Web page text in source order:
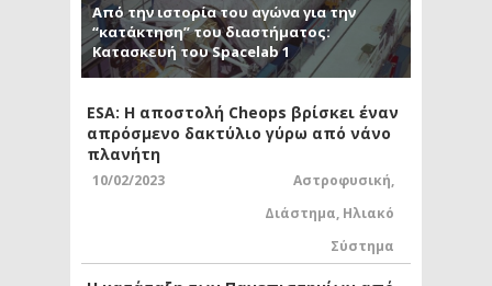
Από την ιστορία του αγώνα για την
“κατάκτηση” του διαστήματος:
Κατασκευή του Spacelab 1
ESA: Η αποστολή Cheops βρίσκει έναν
απρόσμενο δακτύλιο γύρω από νάνο
πλανήτη
10/02/2023 Αστροφυσική,
Διάστημα, Ηλιακό
Σύστημα